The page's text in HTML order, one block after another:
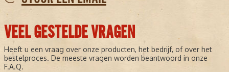
VEEL GESTELDE VRAGEN
Heeft u een vraag over onze producten, het bedrijf, of over het
bestelproces. De meeste vragen worden beantwoord in onze
F.A.Q.